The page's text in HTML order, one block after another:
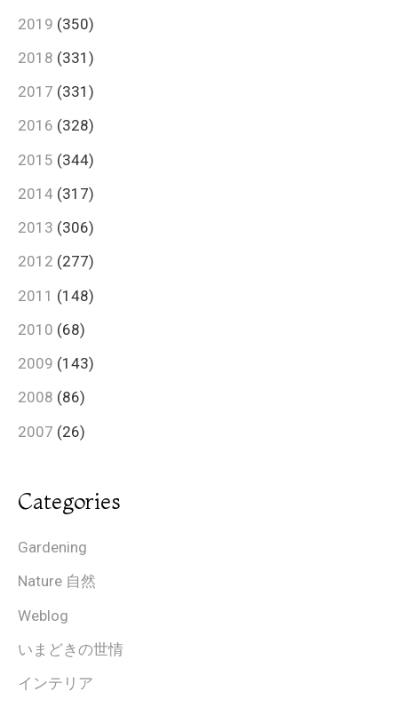
2019 (350)
2018 (331)
2017 (331)
2016 (328)
2015 (344)
2014 (317)
2013 (306)
2012 (277)
2011 (148)
2010 (68)
2009 (143)
2008 (86)
2007 (26)
Categories
Gardening
Nature 自然
Weblog
いまどきの世情
インテリア